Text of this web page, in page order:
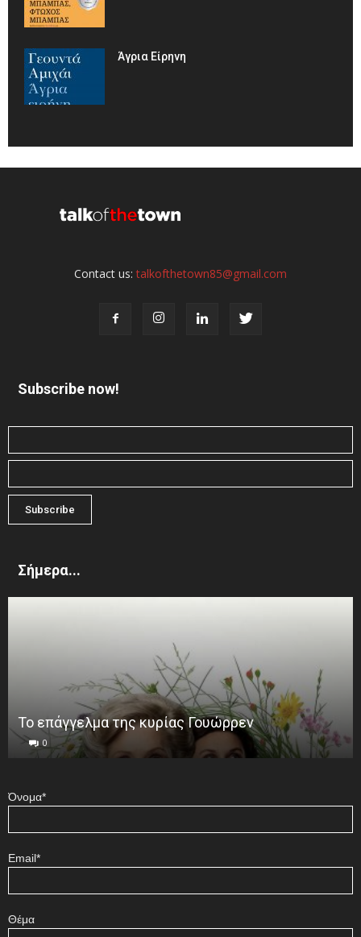
Άγρια Είρηνη
Contact us:talkofthetown85@gmail.com
Subscribe now!
Σήμερα...
Το επάγγελμα της κυρίας Γουώρρεν
0
Όνομα*
Email*
Θέμα